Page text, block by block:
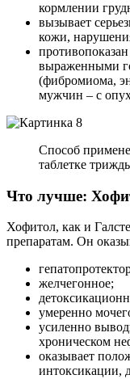
кормлении
вызывает
кожи,
выраженными
(фибромиома,
мужчин – с
Способ
таблетке
Что лучше:
Хофитол, как и
препаратам. Он
желчегонное;
умеренно
усиленно
хроническом
оказывает
интоксикации,